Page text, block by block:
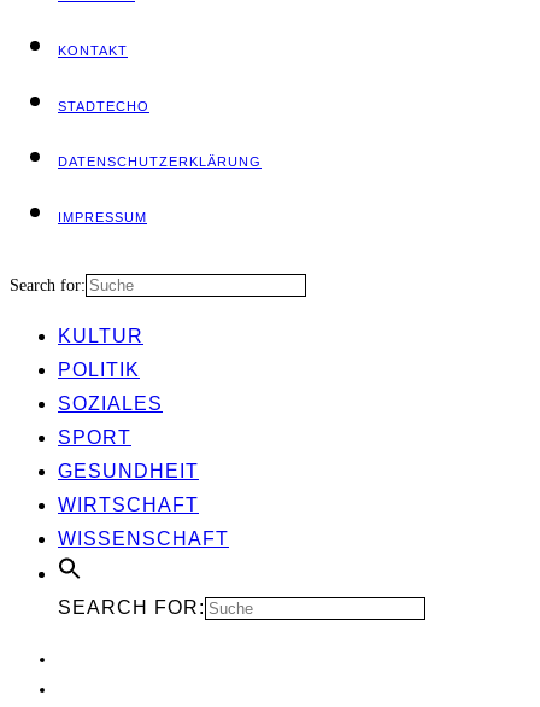
KON­TAKT
STADT­ECHO
DATEN­SCHUTZ­ER­KLÄ­RUNG
IMPRES­SUM
Search for:
KUL­TUR
POLI­TIK
SOZIA­LES
SPORT
GESUND­HEIT
WIRT­SCHAFT
WIS­SEN­SCHAFT
SEARCH FOR: